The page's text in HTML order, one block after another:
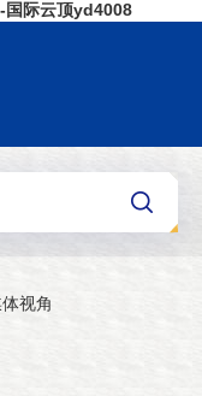
国际云顶yd4008
视角